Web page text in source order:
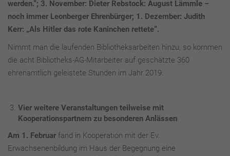
werden.“; 3. November: Dieter Rebstock: August Lämmle –
noch immer Leonberger Ehrenbürger; 1. Dezember: Judith
Kerr: „Als Hitler das rote Kaninchen rettete“.
Nimmt man die laufenden Bibliotheksarbeiten hinzu, so kommen
die acht Bibliotheks-AG-Mitarbeiter auf geschätzte 360
ehrenamtlich geleistete Stunden im Jahr 2019.
Vier weitere Veranstaltungen teilweise mit
Kooperationspartnern zu besonderen Anlässen
Am 1. Februar fand in Kooperation mit der Ev.
Erwachsenenbildung im Haus der Begegnung eine